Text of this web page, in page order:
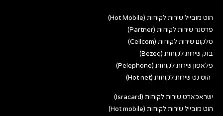
הוט מובייל שירות לקוחות (Hot Mobile)
פרטנר שירות לקוחות (Partner)
סלקום שירות לקוחות (Cellcom)
בזק שירות לקוחות (Bezeq)
פלאפון שירות לקוחות (Pelephone)
הוט נט שירות לקוחות (Hot net)
ישראכארט שירות לקוחות (Isracard)
הוט מובייל שירות לקוחות (Hot mobile)